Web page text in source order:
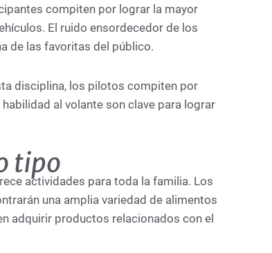
compiten por lograr la mayor
El ruido ensordecedor de los
de las favoritas del público.
disciplina, los pilotos compiten por
al volante son clave para lograr
tipo
actividades para toda la familia. Los
una amplia variedad de alimentos
adquirir productos relacionados con el